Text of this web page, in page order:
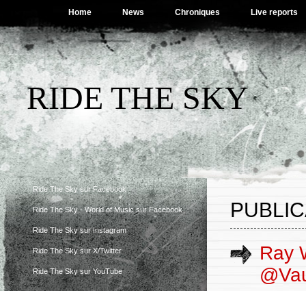
Home News Chroniques Live reports
RIDE THE SKY
Ride The Sky sur Facebook
Ride The Sky - World of Music sur Facebook
Ride The Sky sur Instagram
Ride The Sky sur X/Twitter
Ride The Sky sur YouTube
Ray